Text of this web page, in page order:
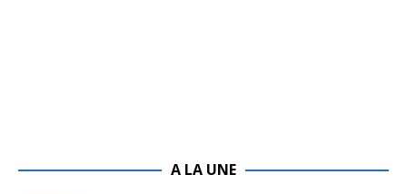
A LA UNE